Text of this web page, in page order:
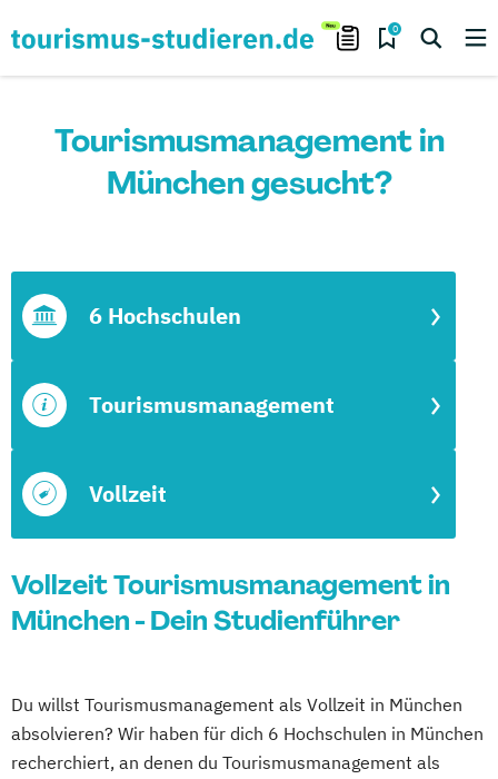
0
Tourismusmanagement in
München gesucht?
Vollzeit
Tourismusmanagement
6 Hochschulen
Vollzeit Tourismusmanagement in
München - Dein Studienführer
Du willst Tourismusmanagement als Vollzeit in München
absolvieren? Wir haben für dich 6 Hochschulen in München
recherchiert, an denen du Tourismusmanagement als